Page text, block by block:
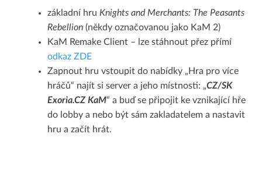
základní hru Knights and Merchants: The Peasants
Rebellion (někdy označovanou jako KaM 2)
KaM Remake Client – lze stáhnout přez přímí
odkaz ZDE
Zapnout hru vstoupit do nabídky „Hra pro více
hráčů“ najít si server a jeho místnosti: „CZ/SK
Exoria.CZ KaM“ a buď se připojit ke vznikající hře
do lobby a nebo být sám zakladatelem a nastavit
hru a začít hrát.